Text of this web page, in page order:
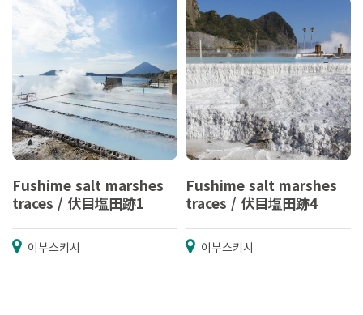
Fushime salt marshes
traces / 伏目塩田跡1
이부스키시
Fushime salt marshes
traces / 伏目塩田跡4
이부스키시